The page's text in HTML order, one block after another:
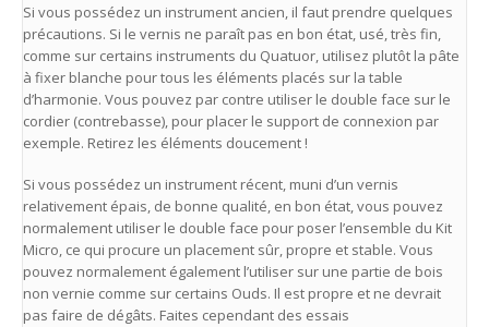
Si vous possédez un instrument ancien, il faut prendre quelques
précautions. Si le vernis ne paraît pas en bon état, usé, très fin,
comme sur certains instruments du Quatuor, utilisez plutôt la pâte
à fixer blanche pour tous les éléments placés sur la table
d’harmonie. Vous pouvez par contre utiliser le double face sur le
cordier (contrebasse), pour placer le support de connexion par
exemple. Retirez les éléments doucement !
Si vous possédez un instrument récent, muni d’un vernis
relativement épais, de bonne qualité, en bon état, vous pouvez
normalement utiliser le double face pour poser l’ensemble du Kit
Micro, ce qui procure un placement sûr, propre et stable. Vous
pouvez normalement également l’utiliser sur une partie de bois
non vernie comme sur certains Ouds. Il est propre et ne devrait
pas faire de dégâts. Faites cependant des essais